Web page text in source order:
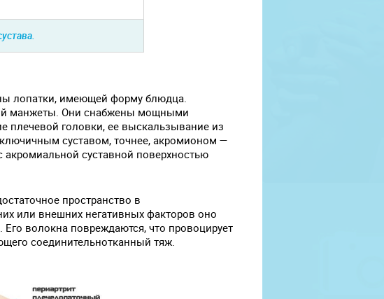
лопатки, имеющей форму блюдца.
манжеты. Они снабжены мощными
головки, ее выскальзывание из
суставом, точнее, акромионом —
суставной поверхностью
пространство в
или внешних негативных факторов оно
волокна повреждаются, что провоцирует
соединительнотканный тяж.